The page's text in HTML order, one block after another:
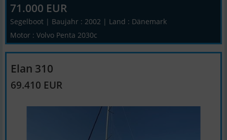
71.000 EUR
Segelboot | Baujahr : 2002 | Land : Dänemark
Motor : Volvo Penta 2030c
Elan 310
69.410 EUR